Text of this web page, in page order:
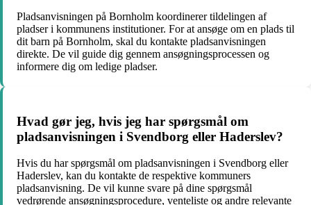
Pladsanvisningen på Bornholm koordinerer tildelingen af
pladser i kommunens institutioner. For at ansøge om en plads til
dit barn på Bornholm, skal du kontakte pladsanvisningen
direkte. De vil guide dig gennem ansøgningsprocessen og
informere dig om ledige pladser.
Hvad gør jeg, hvis jeg har spørgsmål om
pladsanvisningen i Svendborg eller Haderslev?
Hvis du har spørgsmål om pladsanvisningen i Svendborg eller
Haderslev, kan du kontakte de respektive kommuners
pladsanvisning. De vil kunne svare på dine spørgsmål
vedrørende ansøgningsprocedure, venteliste og andre relevante